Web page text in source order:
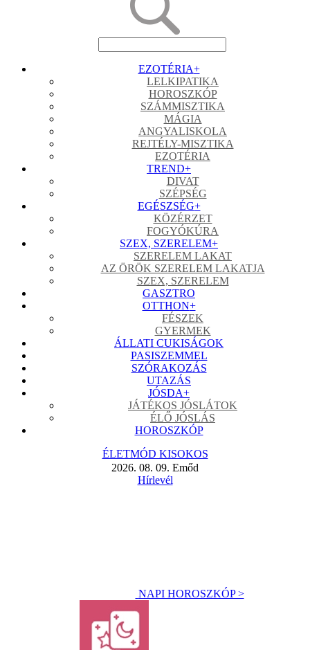
EZOTÉRIA+
LELKIPATIKA
HOROSZKÓP
SZÁMMISZTIKA
MÁGIA
ANGYALISKOLA
REJTÉLY-MISZTIKA
EZOTÉRIA
TREND+
DIVAT
SZÉPSÉG
EGÉSZSÉG+
KÖZÉRZET
FOGYÓKÚRA
SZEX, SZERELEM+
SZERELEM LAKAT
AZ ÖRÖK SZERELEM LAKATJA
SZEX, SZERELEM
GASZTRO
OTTHON+
FÉSZEK
GYERMEK
ÁLLATI CUKISÁGOK
PASISZEMMEL
SZÓRAKOZÁS
UTAZÁS
JÓSDA+
JÁTÉKOS JÓSLÁTOK
ÉLŐ JÓSLÁS
HOROSZKÓP
ÉLETMÓD KISOKOS
2026. 08. 09. Emőd
Hírlevél
NAPI HOROSZKÓP >